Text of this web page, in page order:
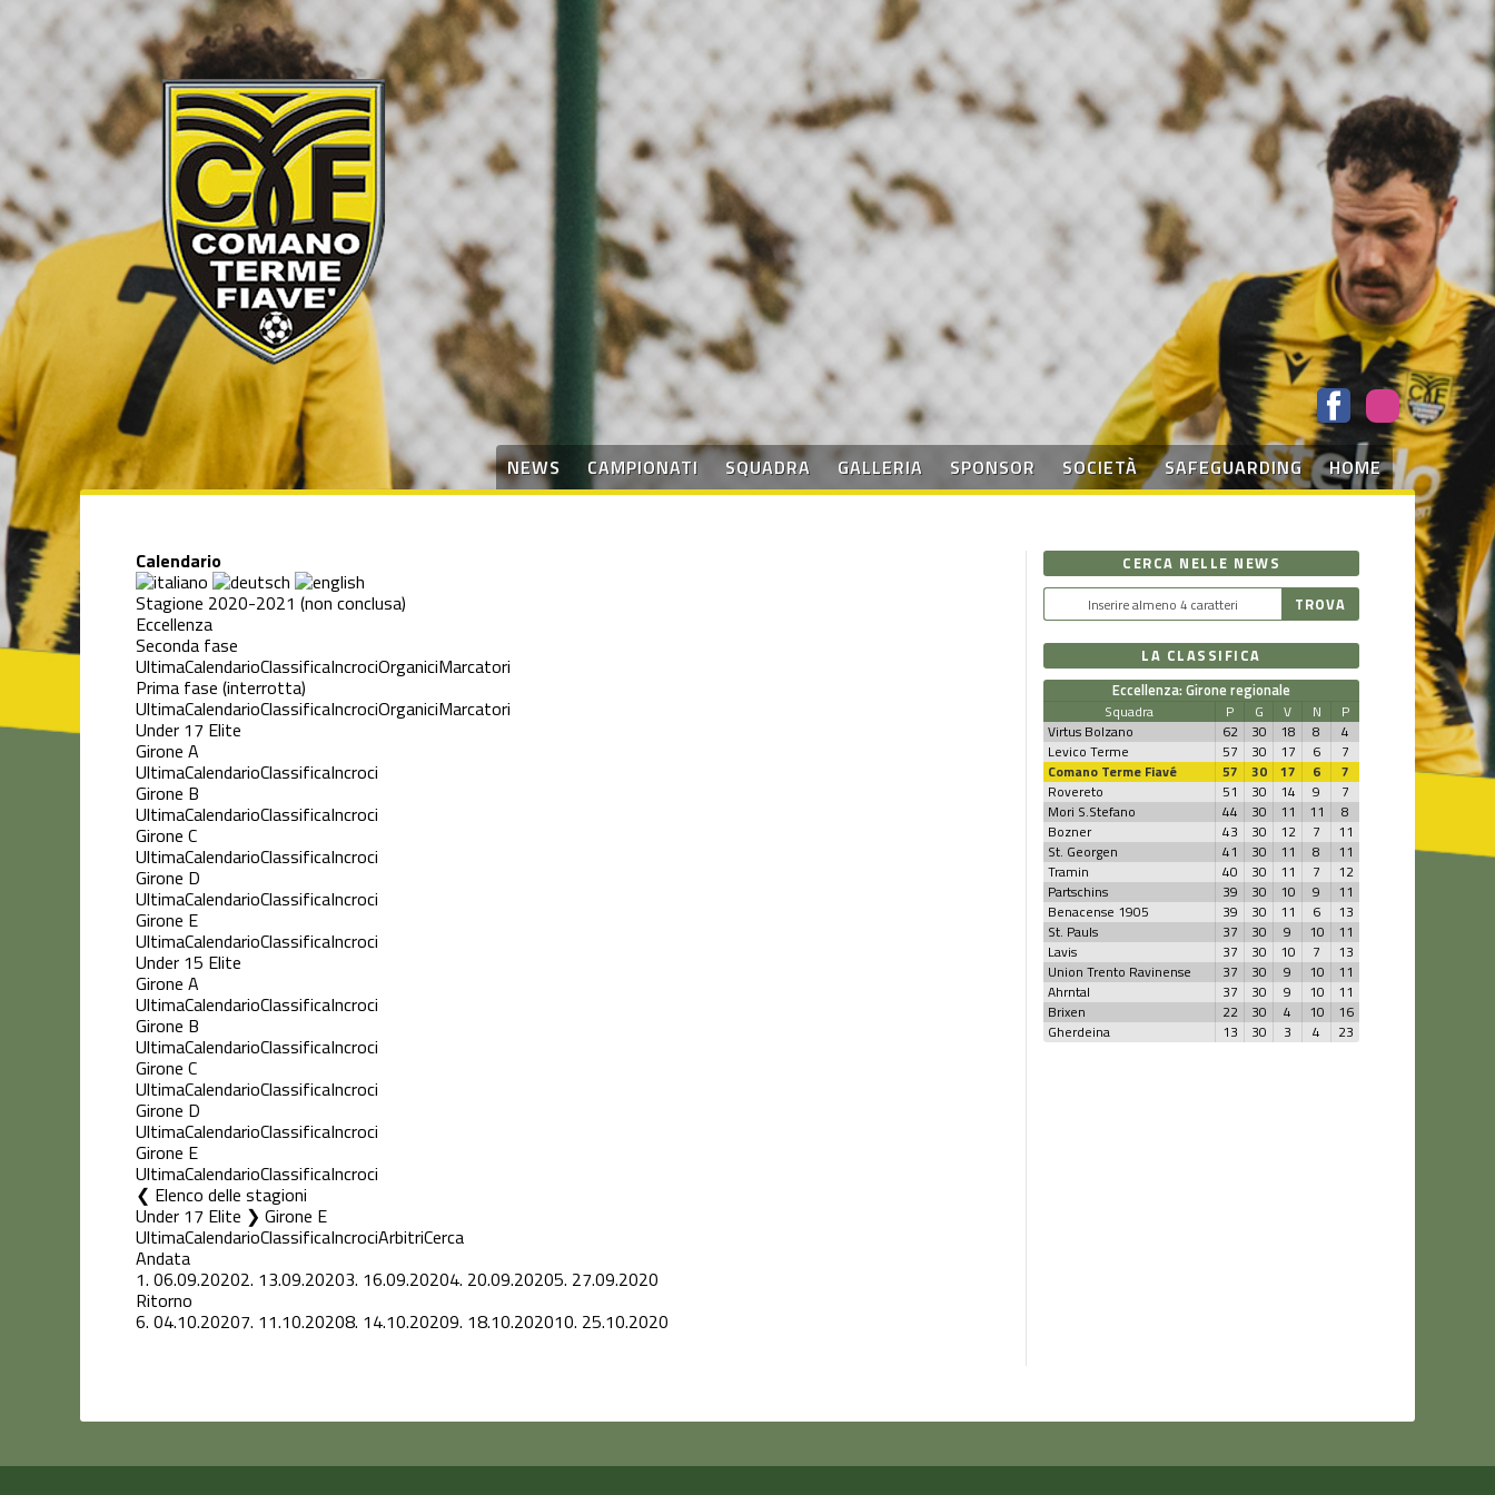
NEWS CAMPIONATI SQUADRA GALLERIA SPONSOR SOCIETÀ SAFEGUARDING HOME
Calendario
Stagione 2020-2021 (non conclusa)
Eccellenza
Seconda fase
UltimaCalendarioClassificaIncrociOrganiciMarcatori
Prima fase (interrotta)
UltimaCalendarioClassificaIncrociOrganiciMarcatori
Under 17 Elite
Girone A
UltimaCalendarioClassificaIncroci
Girone B
UltimaCalendarioClassificaIncroci
Girone C
UltimaCalendarioClassificaIncroci
Girone D
UltimaCalendarioClassificaIncroci
Girone E
UltimaCalendarioClassificaIncroci
Under 15 Elite
Girone A
UltimaCalendarioClassificaIncroci
Girone B
UltimaCalendarioClassificaIncroci
Girone C
UltimaCalendarioClassificaIncroci
Girone D
UltimaCalendarioClassificaIncroci
Girone E
UltimaCalendarioClassificaIncroci
Elenco delle stagioni
Under 17 Elite ❯ Girone E
UltimaCalendarioClassificaIncrociArbitriCerca
Andata
1. 06.09.20202. 13.09.20203. 16.09.20204. 20.09.20205. 27.09.2020
Ritorno
6. 04.10.20207. 11.10.20208. 14.10.20209. 18.10.202010. 25.10.2020
CERCA NELLE NEWS
LA CLASSIFICA
Eccellenza: Girone regionale
Squadra P G V N
P
Virtus Bolzano
62 30 18 8
4
Levico Terme
57 30 17 6
7
Comano Terme Fiavé
57 30 17 6
7
Rovereto
51 30 14 9
7
Mori S.Stefano
44 30 11 11
8
Bozner
43 30 12 7
11
St. Georgen
41 30 11 8
11
Tramin
40 30 11 7
12
Partschins
39 30 10 9
11
Benacense 1905
39 30 11 6
13
St. Pauls
37 30 9 10
11
Lavis
37 30 10 7
13
Union Trento Ravinense
37 30 9 10
11
Ahrntal
37 30 9 10
11
Brixen
22 30 4 10
16
Gherdeina
13 30 3 4 23